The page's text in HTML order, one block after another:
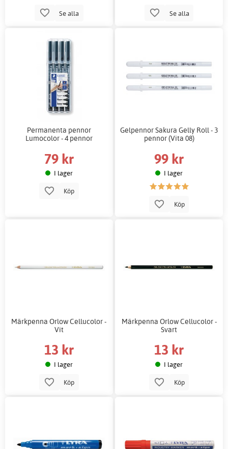
Se alla Se alla
Permanenta pennor
Lumocolor - 4 pennor
79 kr
I lager
Köp
Gelpennor Sakura Gelly Roll - 3
pennor (Vita 08)
99 kr
I lager
Köp
Märkpenna Orlow Cellucolor -
Vit
13 kr
I lager
Köp
Märkpenna Orlow Cellucolor -
Svart
13 kr
I lager
Köp